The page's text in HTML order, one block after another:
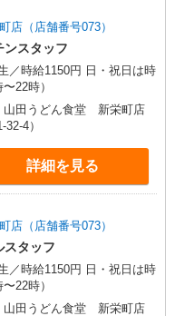
（店舗番号073）
ンスタッフ
22時）
田うどん食堂 新栄町店
4）
詳細を見る
（店舗番号073）
スタッフ
22時）
田うどん食堂 新栄町店